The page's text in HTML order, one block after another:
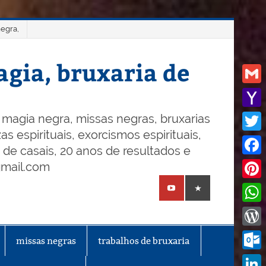
bruxaria de
negra, missas negras, bruxarias
espirituais, exorcismos espirituais,
casais, 20 anos de resultados e
missas negras trabalhos de bruxaria
Gmail
Mail